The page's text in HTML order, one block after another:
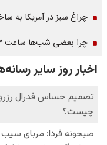
چراغ سبز در آمریکا به
چرا بعضی شب‌ها ساعت ۳ صبح بیدار می‌شویم؟